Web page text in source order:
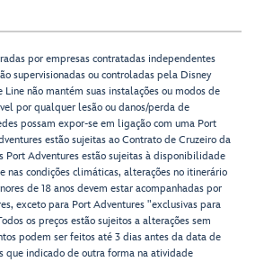
por empresas contratadas independentes
supervisionadas ou controladas pela Disney
Line não mantém suas instalações ou modos de
por qualquer lesão ou danos/perda de
possam expor-se em ligação com uma Port
estão sujeitas ao Contrato de Cruzeiro da
Port Adventures estão sujeitas à disponibilidade
nas condições climáticas, alterações no itinerário
de 18 anos devem estar acompanhadas por
exceto para Port Adventures "exclusivas para
os preços estão sujeitos a alterações sem
podem ser feitos até 3 dias antes da data de
que indicado de outra forma na atividade